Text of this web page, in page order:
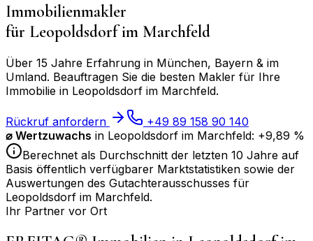
Immobilienmakler
für Leopoldsdorf im Marchfeld
Über 15 Jahre Erfahrung in München, Bayern & im
Umland. Beauftragen Sie die besten Makler für Ihre
Immobilie in Leopoldsdorf im Marchfeld.
Rückruf anfordern
+49 89 158 90 140
⌀ Wertzuwachs in Leopoldsdorf im Marchfeld: +9,89 %
Berechnet als Durchschnitt der letzten 10 Jahre auf
Basis öffentlich verfügbarer Marktstatistiken sowie der
Auswertungen des Gutachterausschusses für
Leopoldsdorf im Marchfeld.
Ihr Partner vor Ort